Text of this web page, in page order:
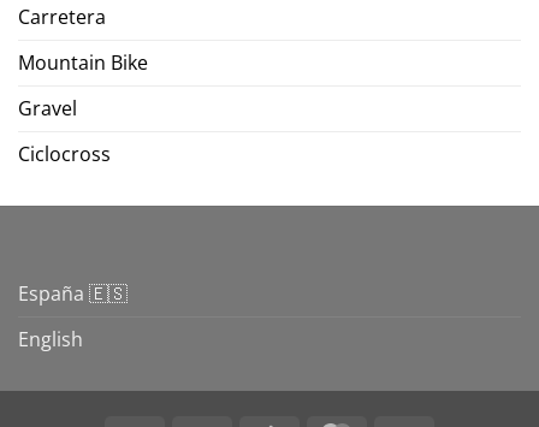
Carretera
Mountain Bike
Gravel
Ciclocross
España 🇪🇸
English